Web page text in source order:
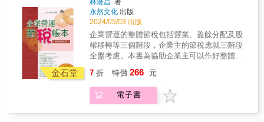
萬元，看起來很吸引人。 & 作者告訴他，此是
終身意外險，疾病死亡或疾病住院醫療非本保
單之保障範圍，而且還得挑假日搭大眾運輸工
具而意外身故，家人才能領得到800萬元的保險
金，否則只好忍耐活到101歲領10萬元祝壽金，
加減算一算，他就改買其他保單了。 姑且以常
識邏輯來分析此份保單：「住院2,000元／日，
／日），需要住院174天（＝總繳保費347,800
元&divide;2,000元／日），才能花完總繳保
費，可能嗎？看看自己父母及周遭親朋長輩，
率是3%的話，保單價值在87歲時失效。如果投
報率是0%，會在67歲失效。許多投資人沒有弄
清楚，到時白忙一場。說它是地獄保單，也許
有點誇張，但不是全無道理！作者在書中公開
友人的1,000萬元投資型保單，10年共繳了783
零！ && 邏輯思考及常識貫穿全書的內容。作
者一位40幾歲友人想買的保單如下，並問作者
的看法。 這是○○人壽的「20年繳／終身意外
險」，在16歲至50歲買此份「20年繳／終身意
外險」的保費，同樣是17,390元／年。保費並
試算給你看） 但千萬不能大人付保費，小孩領
滿期金給付。 如果你忽略這些細節，保險就變
節稅最佳工具，因為繼承有房貸的房子，有機
會免繳稅。 先買好房再過戶給小孩，還是直接
用小孩的名義購屋，這是節稅的重要細節。 萬
一小孩拿到房子之後竟轉賣，父母又該怎麼
星沈殿霞成立遺囑信託，保障未成年的鄭欣宜
到35歲之前的生活品質； 梅豔芳生前將近億元
港幣財產設立信託基金，每月固定支付生活費
少者不爭。畢竟，上門找會計師、律師諮商，
動輒都是以「小時」計費，代價太高，我們用
一本書的親民價格，幫你省下萬萬稅。◎生前
是贈與，死後叫遺產，怎麼讓老者心安、少者
不爭？․藝人陳松勇決定把遺產全部留給看護，
但律師提醒， 陳松勇的弟弟仍有「特留分」，
不能不給。什麼是特留分、應繼分？․長榮集團
創辦人張榮發的遺囑，一度被質疑無法律效
力， 導致四子張國煒被逼出長榮航空。有效遺
囑有5種，意識不清時才寫恐無效。 ․提早分好
再說！遺產規劃，一生一次，錯過此生不再有
機會！
金石堂
林隆昌 著
永然文化 出版
2024/05/03 出版
企業營運的整體節稅包括營業、盈餘分配及股
權移轉等三個階段，企業主的節稅應就三階段
全盤考慮。本書為協助企業主可以作好整體節
段設計、說明，相信本書可以幫助您有效而整
體地節稅。 & 本書在規劃工具的解說方面，其
範圍包括：境內投資公司、境內書審公司、境
7 折 特價 266 元
電子書